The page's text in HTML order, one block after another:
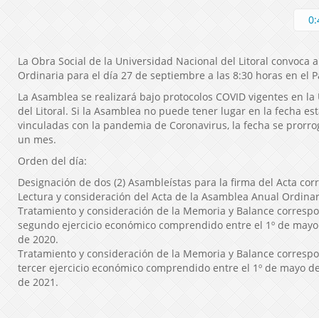
La Obra Social de la Universidad Nacional del Litoral convoca
Ordinaria para el día 27 de septiembre a las 8:30 horas en el
La Asamblea se realizará bajo protocolos COVID vigentes en
del Litoral. Si la Asamblea no puede tener lugar en la fecha
vinculadas con la pandemia de Coronavirus, la fecha se
un mes.
Orden del día:
Designación de dos (2) Asambleístas para la firma del Acta
Lectura y consideración del Acta de la Asamblea Anual
Tratamiento y consideración de la Memoria y Balance
segundo ejercicio económico comprendido entre el 1º de
de 2020.
Tratamiento y consideración de la Memoria y Balance
tercer ejercicio económico comprendido entre el 1º de mayo
de 2021.